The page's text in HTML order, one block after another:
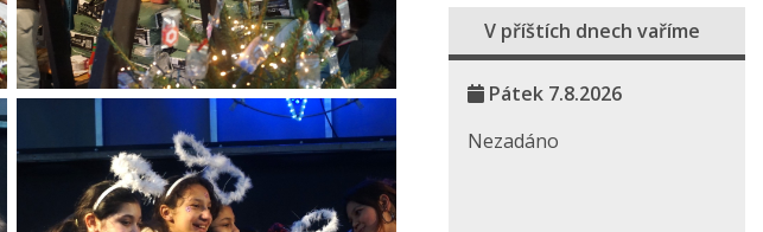
V příštích dnech vaříme
Pátek 7.8.2026
Nezadáno